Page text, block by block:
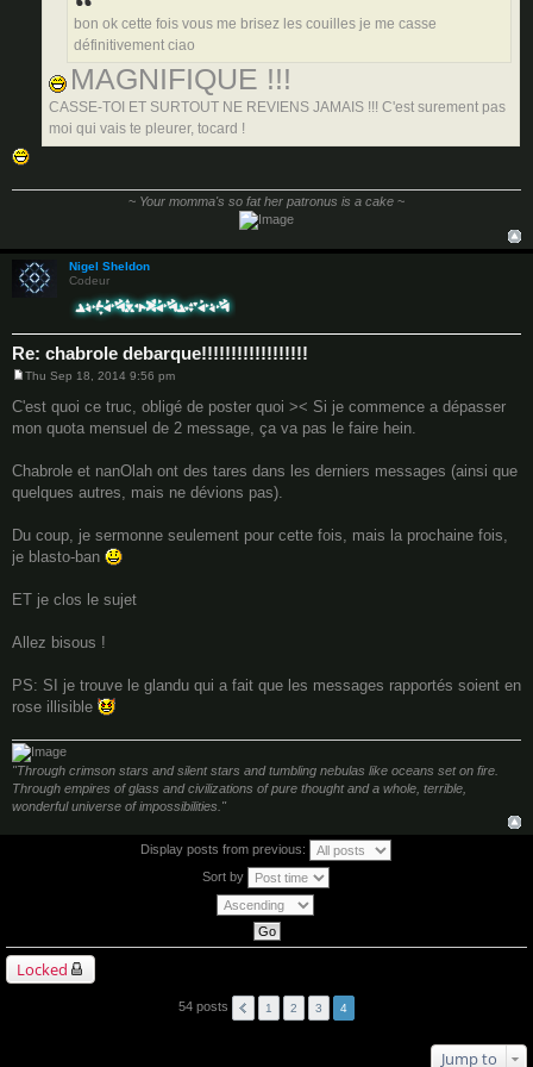
bon ok cette fois vous me brisez les couilles je me casse
définitivement ciao
MAGNIFIQUE !!!
CASSE-TOI ET SURTOUT NE REVIENS JAMAIS !!! C'est surement pas
moi qui vais te pleurer, tocard !
~ Your momma's so fat her patronus is a cake ~
Nigel Sheldon
Codeur
Re: chabrole debarque!!!!!!!!!!!!!!!!!!
o
s
t
Thu Sep 18, 2014 9:56 pm
C'est quoi ce truc, obligé de poster quoi >< Si je commence a dépasser
mon quota mensuel de 2 message, ça va pas le faire hein.
Chabrole et nanOlah ont des tares dans les derniers messages (ainsi que
quelques autres, mais ne dévions pas).
Du coup, je sermonne seulement pour cette fois, mais la prochaine fois,
je blasto-ban
ET je clos le sujet
Allez bisous !
PS: SI je trouve le glandu qui a fait que les messages rapportés soient en
rose illisible
"Through crimson stars and silent stars and tumbling nebulas like oceans set on fire.
Through empires of glass and civilizations of pure thought and a whole, terrible,
wonderful universe of impossibilities."
Display posts from previous:
Sort by
Locked
54 posts 1 2 3 4
Jump to